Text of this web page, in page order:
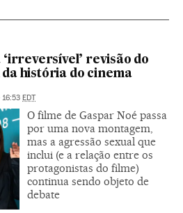
revisão do
história do cinema
EDT
O filme de Gaspar Noé passa
por uma nova montagem,
mas a agressão sexual que
inclui (e a relação entre os
protagonistas do filme)
continua sendo objeto de
debate